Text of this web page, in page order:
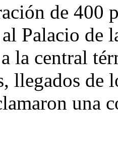
de 400
Palacio de
la central
llegados de
una